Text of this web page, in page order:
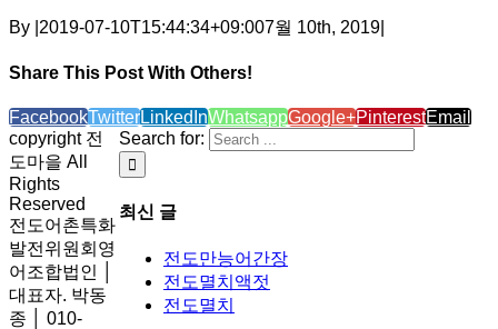
By 2019-07-10T15:44:34+09:007월 10th, 2019
Share This Post With Others!
FacebookTwitterLinkedInWhatsappGoogle+PinterestEmail
Search for:
최신 글
전도만능어간장
전도멸치액젓
전도멸치
copyright 전
도마을 All
Rights
Reserved
전도어촌특화
발전위원회영
어조합법인 │
대표자. 박동
종 │ 010-